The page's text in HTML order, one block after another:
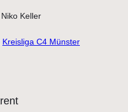
Niko Keller
Kreisliga C4 Münster